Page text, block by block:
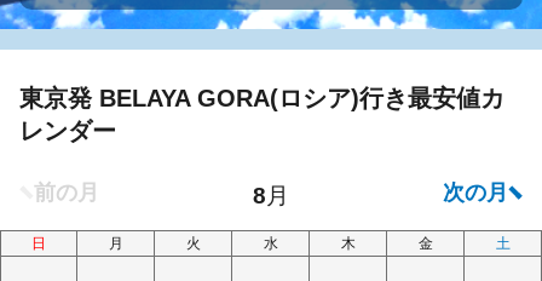
東京発 BELAYA GORA(ロシア)行き最安値カ
レンダー
日 月 火 水 木 金 土